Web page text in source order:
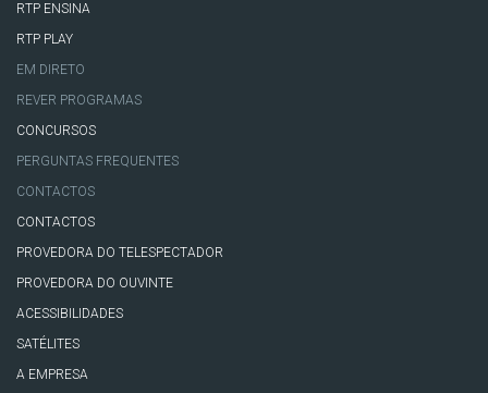
RTP ENSINA
RTP PLAY
EM DIRETO
REVER PROGRAMAS
CONCURSOS
PERGUNTAS FREQUENTES
CONTACTOS
CONTACTOS
PROVEDORA DO TELESPECTADOR
PROVEDORA DO OUVINTE
ACESSIBILIDADES
SATÉLITES
A EMPRESA